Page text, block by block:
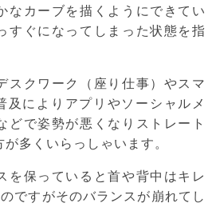
なカーブを描くようにできてい
すぐになってしまった状態を指
スクワーク（座り仕事）やスマ
及によりアプリやソーシャルメ
どで姿勢が悪くなりストレート
多くいらっしゃいます。
を保っていると首や背中はキレ
ですがそのバランスが崩れてし